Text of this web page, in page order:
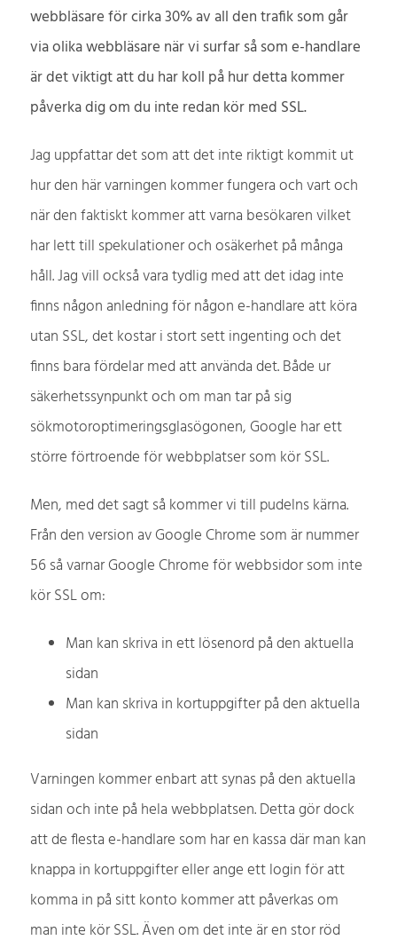
webbläsare för cirka 30% av all den trafik som går
via olika webbläsare när vi surfar så som e-handlare
är det viktigt att du har koll på hur detta kommer
påverka dig om du inte redan kör med SSL.
Jag uppfattar det som att det inte riktigt kommit ut
hur den här varningen kommer fungera och vart och
när den faktiskt kommer att varna besökaren vilket
har lett till spekulationer och osäkerhet på många
håll. Jag vill också vara tydlig med att det idag inte
finns någon anledning för någon e-handlare att köra
utan SSL, det kostar i stort sett ingenting och det
finns bara fördelar med att använda det. Både ur
säkerhetssynpunkt och om man tar på sig
sökmotoroptimeringsglasögonen, Google har ett
större förtroende för webbplatser som kör SSL.
Men, med det sagt så kommer vi till pudelns kärna.
Från den version av Google Chrome som är nummer
56 så varnar Google Chrome för webbsidor som inte
kör SSL om:
Man kan skriva in ett lösenord på den aktuella
sidan
Man kan skriva in kortuppgifter på den aktuella
sidan
Varningen kommer enbart att synas på den aktuella
sidan och inte på hela webbplatsen. Detta gör dock
att de flesta e-handlare som har en kassa där man kan
knappa in kortuppgifter eller ange ett login för att
komma in på sitt konto kommer att påverkas om
man inte kör SSL. Även om det inte är en stor röd